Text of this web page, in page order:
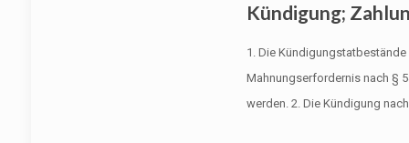
Kündigung;
1. Die
Mahnungserfordernis nach §
werden. 2. Die Kündigung nach